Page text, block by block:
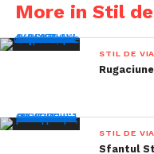
More in Stil
STIL DE
STIL DE
Sfantul